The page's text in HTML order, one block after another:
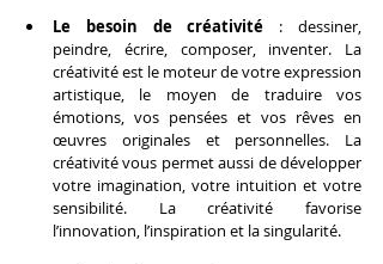
Le besoin de créativité : dessiner,
peindre, écrire, composer, inventer. La
créativité est le moteur de votre expression
artistique, le moyen de traduire vos
émotions, vos pensées et vos rêves en
œuvres originales et personnelles. La
créativité vous permet aussi de développer
votre imagination, votre intuition et votre
sensibilité. La créativité favorise
l’innovation, l’inspiration et la singularité.